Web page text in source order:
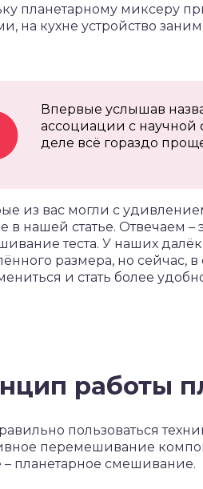
планетарному миксеру
на кухне устройство
Впервые услышав
ассоциации с научной
деле всё гораздо
из вас могли с
в нашей статье. Отвечаем –
теста. У наших
размера, но сейчас,
и стать более
работы
пользоваться
перемешивание
– планетарное смешивание.